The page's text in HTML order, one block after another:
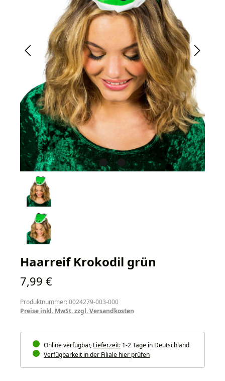
Haarreif Krokodil grün
Regulärer Preis:
7,99 €
Produktnummer: 0024279-003-000
Preise inkl. MwSt. zzgl. Versandkosten
Online verfügbar, Lieferzeit: 1-2 Tage in Deutschland
Verfügbarkeit in der Filiale hier prüfen